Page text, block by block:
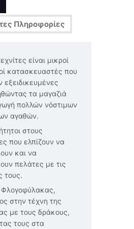
Πληροφορίες
είναι μικροί
κατασκευαστές που
εξειδικευμένες
τα μαγαζιά
πολλών νόστιμων
αγαθών.
στους
που ελπίζουν να
και να
πελάτες με τις
τους.
Φλογοφύλακας,
στην τέχνη της
με τους δράκους,
τους στα